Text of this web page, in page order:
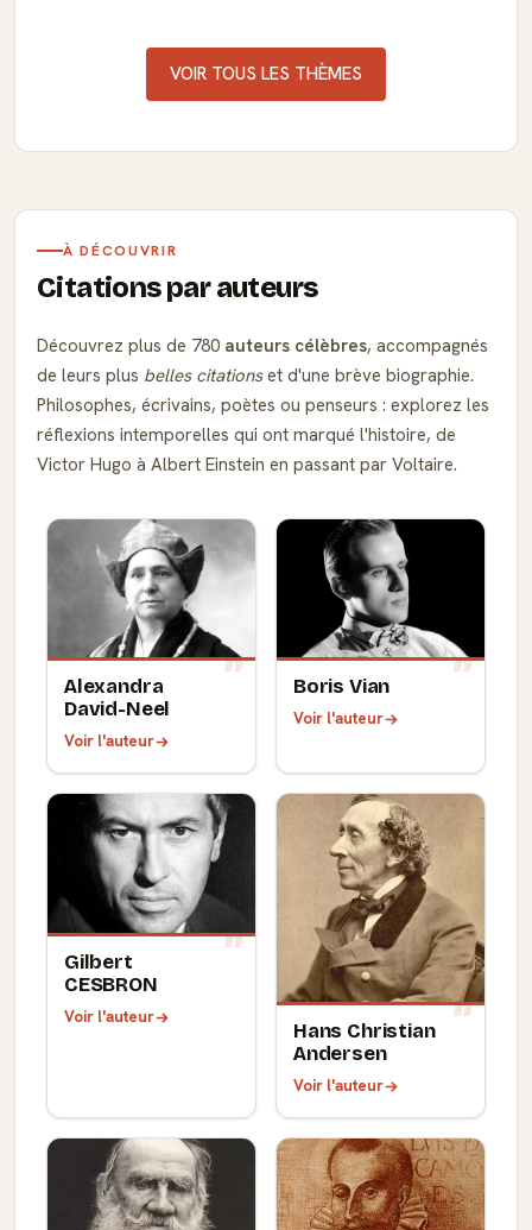
VOIR TOUS LES THÈMES
À DÉCOUVRIR
Citations par auteurs
Découvrez plus de 780 auteurs célèbres, accompagnés
de leurs plus belles citationset d'une brève biographie.
Philosophes, écrivains, poètes ou penseurs : explorez les
réflexions intemporelles qui ont marqué l'histoire, de
Victor Hugo à Albert Einstein en passant par Voltaire.
Alexandra
David-Neel
Voir l'auteur
Boris Vian
Voir l'auteur
Gilbert
CESBRON
Voir l'auteur
Hans Christian
Andersen
Voir l'auteur